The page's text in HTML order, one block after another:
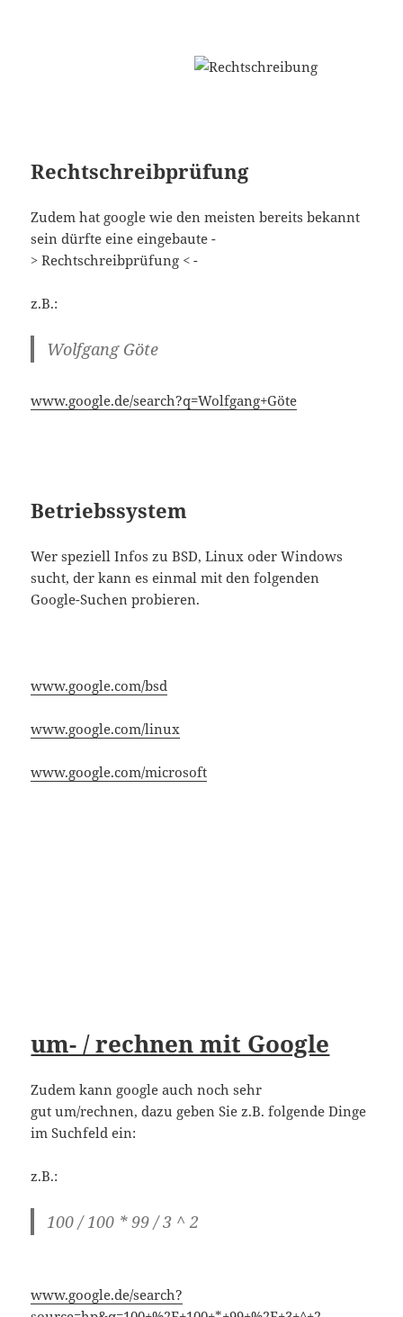
Rechtschreibprüfung
Zudem hat google wie den meisten bereits bekannt
sein dürfte eine eingebaute -
> Rechtschreibprüfung < -
z.B.:
Wolfgang Göte
www.google.de/search?q=Wolfgang+Göte
Betriebssystem
Wer speziell Infos zu BSD, Linux oder Windows
sucht, der kann es einmal mit den folgenden
Google-Suchen probieren.
www.google.com/bsd
www.google.com/linux
www.google.com/microsoft
z.B.:
100 / 100 * 99 / 3 ^ 2
source=hp&q=100+%2F+100+*+99+%2F+3+^+2
sin(90) / cos (45)
q=sin%2890%29+%2F+cos+%2845%29